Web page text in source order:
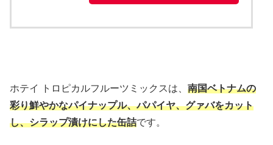
ホテイ トロピカルフルーツミックスは、 南国ベトナムの
彩り鮮やかなパイナップル、パパイヤ、グァバをカット
し、シラップ漬けにした缶詰です。